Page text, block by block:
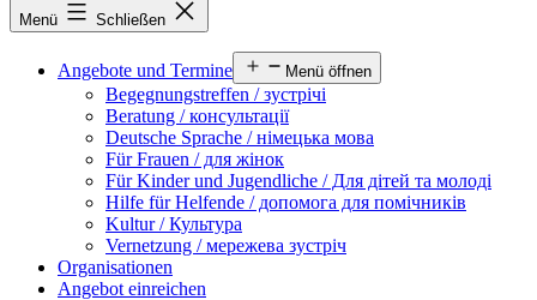
Menü Schließen
Angebote und Termine Menü öffnen
Begegnungstreffen / зустрічі
Beratung / консультації
Deutsche Sprache / німецька мова
Für Frauen / для жінок
Für Kinder und Jugendliche / Для дітей та молоді
Hilfe für Helfende / допомога для помічників
Kultur / Культура
Vernetzung / мережева зустріч
Organisationen
Angebot einreichen